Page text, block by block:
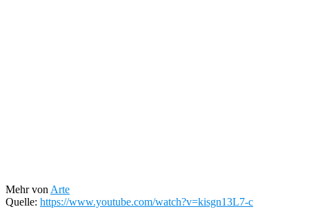
Mehr von Arte
Quelle: https://www.youtube.com/watch?v=kisgn13L7-c